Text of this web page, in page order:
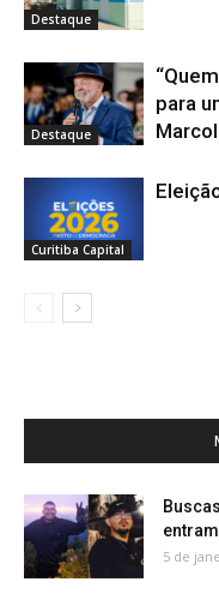
Destaque
Destaque
para
Curitiba Capital
5 de